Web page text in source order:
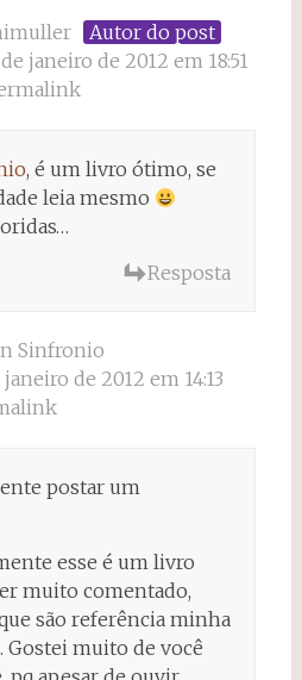
Autor do post
janeiro de 2012 em 18:51
, é um livro ótimo, se
leia mesmo
Resposta
Sinfronio
de 2012 em 14:13
postar um
esse é um livro
muito comentado,
são referência minha
Gostei muito de você